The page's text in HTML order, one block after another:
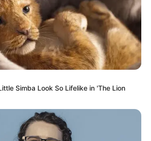
Simba Look So Lifelike in 'The Lion